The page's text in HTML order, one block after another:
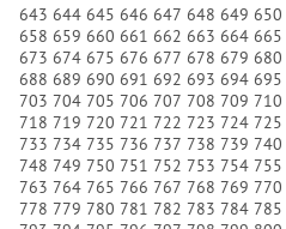
643 644 645 646 647 648 649 650
658 659 660 661 662 663 664 665
673 674 675 676 677 678 679 680
688 689 690 691 692 693 694 695
703 704 705 706 707 708 709 710
718 719 720 721 722 723 724 725
733 734 735 736 737 738 739 740
748 749 750 751 752 753 754 755
763 764 765 766 767 768 769 770
778 779 780 781 782 783 784 785